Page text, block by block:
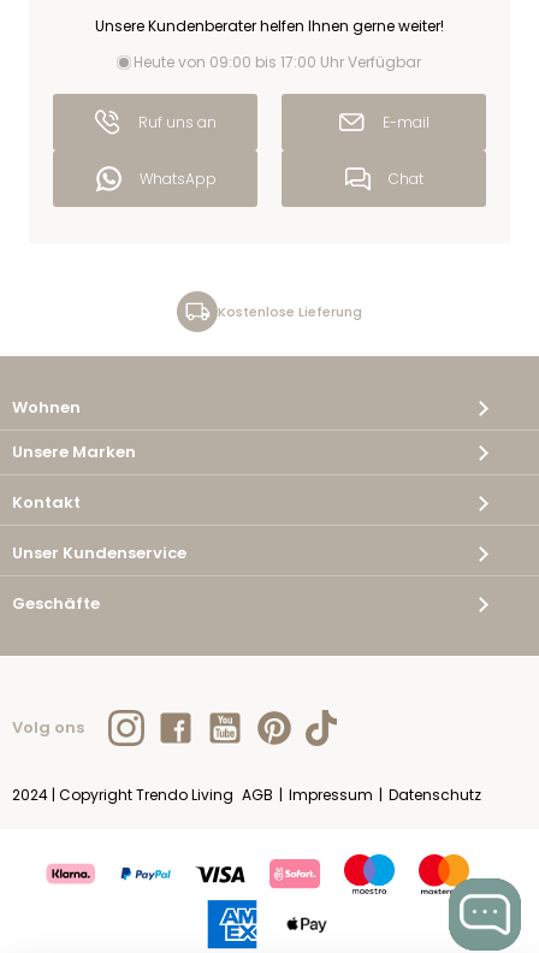
Unsere Kundenberater helfen Ihnen gerne weiter!
Heute von 09:00 bis 17:00 Uhr Verfügbar
Ruf uns an E-mail
WhatsApp Chat
Kostenlose Lieferung
Wohnen
Unsere Marken
Kontakt
Unser Kundenservice
Geschäfte
Volg ons
2024 | Copyright Trendo Living AGB | Impressum | Datenschutz